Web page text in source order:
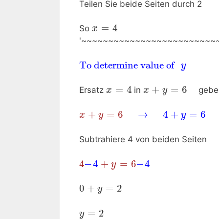
Teilen Sie beide Seiten durch 2
So x = 4
To determine value of y
Ersatz x = 4in x + y = 6
x + y = 6 → 4 + y = 6
Subtrahiere 4 von beiden Seiten
4−4 + y = 6−4
0 + y = 2
y = 2